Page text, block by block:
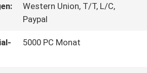
Western Union, T/T, L/C,
Paypal
5000 PC Monat